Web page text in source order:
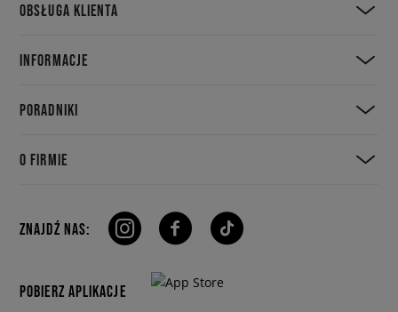
OBSŁUGA KLIENTA
INFORMACJE
PORADNIKI
O FIRMIE
ZNAJDŹ NAS:
POBIERZ APLIKACJE